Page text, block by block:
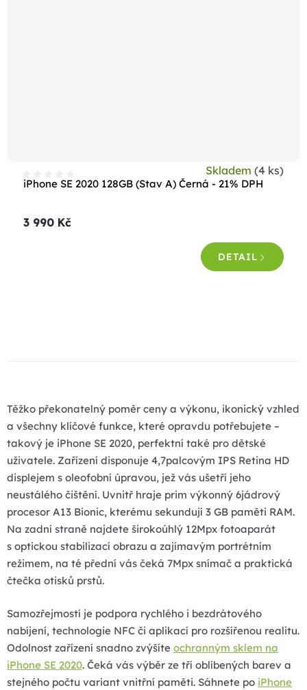
iPhone SE 2020 128GB (Stav A) Černá - 21% DPH
Skladem (4 ks)
3 990 Kč
DETAIL
a
c
í
p
r
v
k
y
v
ý
p
s
u
Těžko překonatelný poměr ceny a výkonu, ikonický vzhled
a všechny klíčové funkce, které opravdu potřebujete –
takový je iPhone SE 2020, perfektní také pro dětské
uživatele. Zařízení disponuje 4,7palcovým IPS Retina HD
displejem s oleofobní úpravou, jež vás ušetří jeho
neustálého čištění. Uvnitř hraje prim výkonný 6jádrový
procesor A13 Bionic, kterému sekundují 3 GB paměti RAM.
Na zadní straně najdete širokoúhlý 12Mpx fotoaparát
s optickou stabilizací obrazu a zajímavým portrétním
režimem, na té přední vás čeká 7Mpx snímač a praktická
čtečka otisků prstů.
Samozřejmostí je podpora rychlého i bezdrátového
nabíjení, technologie NFC či aplikací pro rozšířenou realitu.
Odolnost zařízení snadno zvýšíte ochranným sklem na
iPhone SE 2020. Čeká vás výběr ze tří oblíbených barev a
stejného počtu variant vnitřní paměti. Sáhnete po iPhone